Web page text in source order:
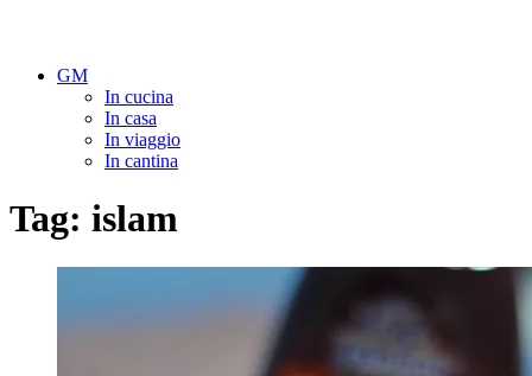
GM
In cucina
In casa
In viaggio
In cantina
Tag: islam